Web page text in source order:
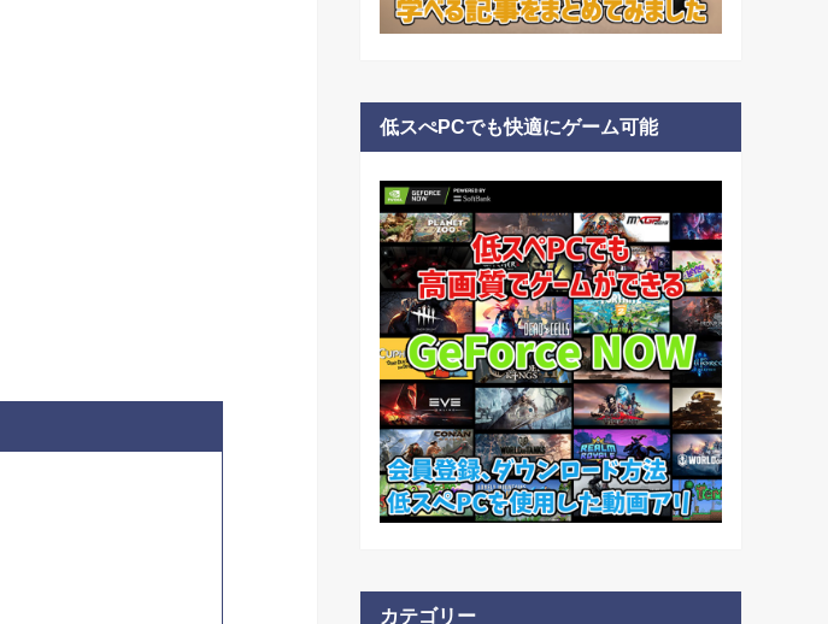
低スぺPCでも快適にゲーム可能
カテゴリー